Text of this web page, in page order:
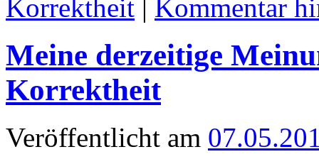
Korrektheit | Kommentar
Meine derzeitige
Korrektheit
Veröffentlicht am